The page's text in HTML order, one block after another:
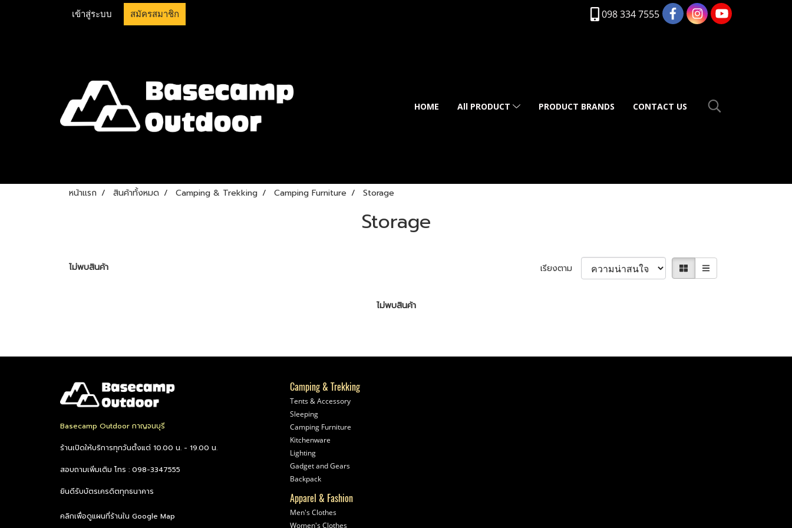
เข้าสู่ระบบ สมัครสมาชิก 098 334 7555
HOME All PRODUCT PRODUCT BRANDS CONTACT US
หน้าแรก สินค้าทั้งหมด Camping & Trekking Camping Furniture Storage
Storage
ไม่พบสินค้า เรียงตาม
ไม่พบสินค้า
Basecamp Outdoor กาญจนบุรี
ร้านเปิดให้บริการทุกวันตั้งแต่ 10.00 น. - 19.00 น.
สอบถามเพิ่มเติม โทร : 098-3347555
ยินดีรับบัตรเครดิตทุกธนาคาร
คลิกเพื่อดูแผนที่ร้านใน Google Map
Camping & Trekking
Tents & Accessory
Sleeping
Camping Furniture
Kitchenware
Lighting
Gadget and Gears
Backpack
Apparel & Fashion
Men's Clothes
Women's Clothes